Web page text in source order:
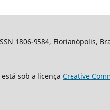
1806-9584, Florianópolis,
está sob a licença Creative